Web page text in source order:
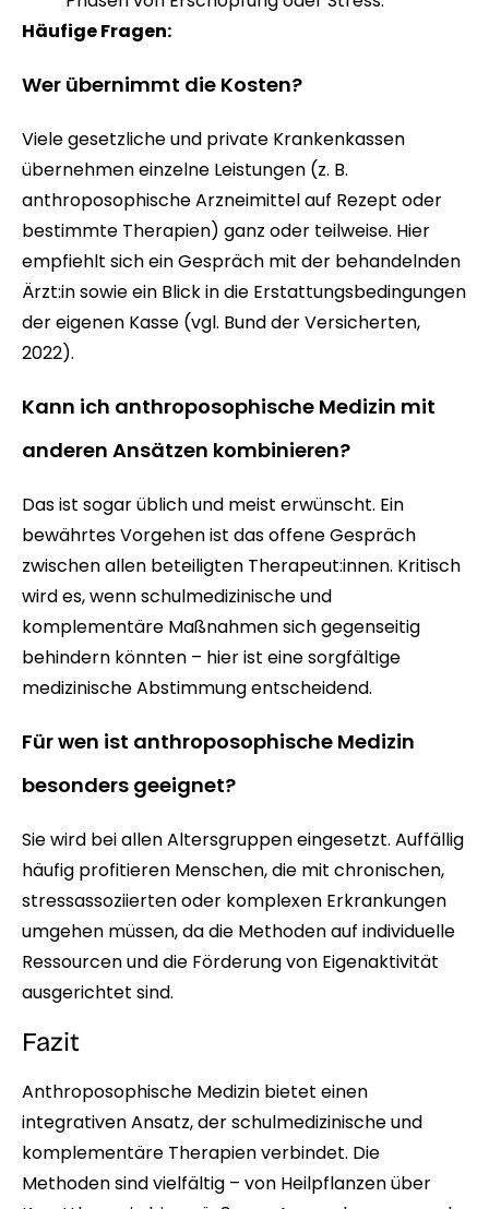
Häufige Fragen:
Wer übernimmt die Kosten?
Viele gesetzliche und private Krankenkassen
übernehmen einzelne Leistungen (z. B.
anthroposophische Arzneimittel auf Rezept oder
bestimmte Therapien) ganz oder teilweise. Hier
empfiehlt sich ein Gespräch mit der behandelnden
Ärzt:in sowie ein Blick in die Erstattungsbedingungen
der eigenen Kasse (vgl. Bund der Versicherten,
2022).
Kann ich anthroposophische Medizin mit
anderen Ansätzen kombinieren?
Das ist sogar üblich und meist erwünscht. Ein
bewährtes Vorgehen ist das offene Gespräch
zwischen allen beteiligten Therapeut:innen. Kritisch
wird es, wenn schulmedizinische und
komplementäre Maßnahmen sich gegenseitig
behindern könnten – hier ist eine sorgfältige
medizinische Abstimmung entscheidend.
Für wen ist anthroposophische Medizin
besonders geeignet?
Sie wird bei allen Altersgruppen eingesetzt. Auffällig
häufig profitieren Menschen, die mit chronischen,
stressassoziierten oder komplexen Erkrankungen
umgehen müssen, da die Methoden auf individuelle
Ressourcen und die Förderung von Eigenaktivität
ausgerichtet sind.
Fazit
Anthroposophische Medizin bietet einen
integrativen Ansatz, der schulmedizinische und
komplementäre Therapien verbindet. Die
Methoden sind vielfältig – von Heilpflanzen über